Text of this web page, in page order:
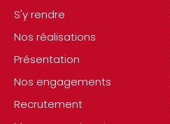
S'y rendre
Nos réalisations
Présentation
Nos engagements
Recrutement